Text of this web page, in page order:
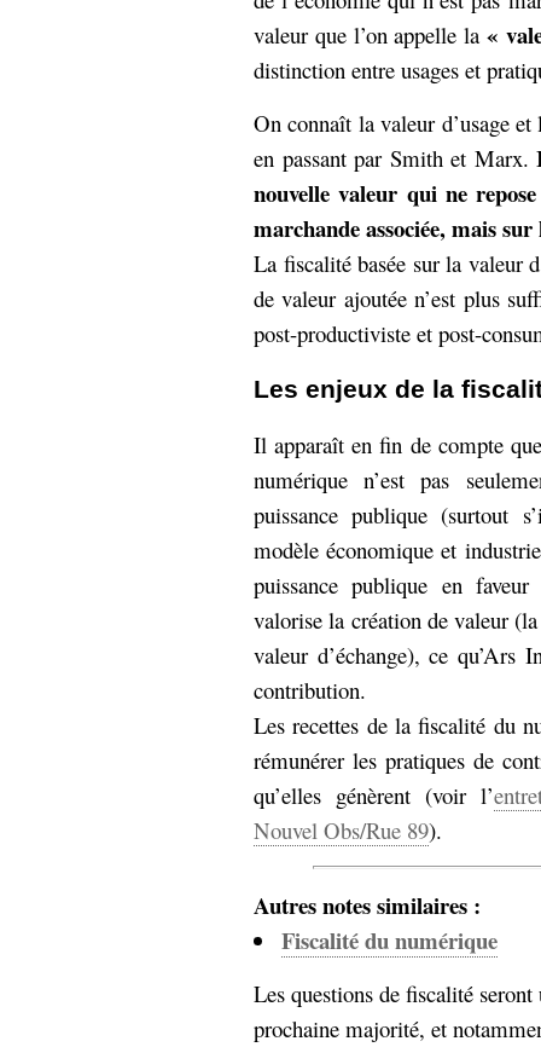
valeur que l’on appelle la «
distinction entre usages et
On connaît la valeur d’usage
en passant par Smith et Marx.
nouvelle valeur qui ne
marchande associée, mais
La fiscalité basée sur la valeur
de valeur ajoutée n’est plus
post-productiviste et post-
Les enjeux de la
Il apparaît en fin de compte
numérique n’est pas
puissance publique (surtout
modèle économique et
puissance publique en
valorise la création de valeur
valeur d’échange), ce qu’Ars
contribution.
Les recettes de la fiscalité du
rémunérer les pratiques de
qu’elles génèrent (voir l’
Nouvel Obs/Rue 89).
Autres notes similaires :
Fiscalité du numérique
Les questions de fiscalité
prochaine majorité, et